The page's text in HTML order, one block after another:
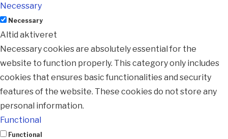
Necessary
Necessary
Altid aktiveret
Necessary cookies are absolutely essential for the
website to function properly. This category only includes
cookies that ensures basic functionalities and security
features of the website. These cookies do not store any
personal information.
Functional
Functional